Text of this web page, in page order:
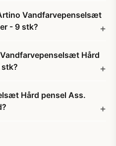
Vandfarvepenselsæt
- 9 stk?
Hård
Hård pensel Ass.